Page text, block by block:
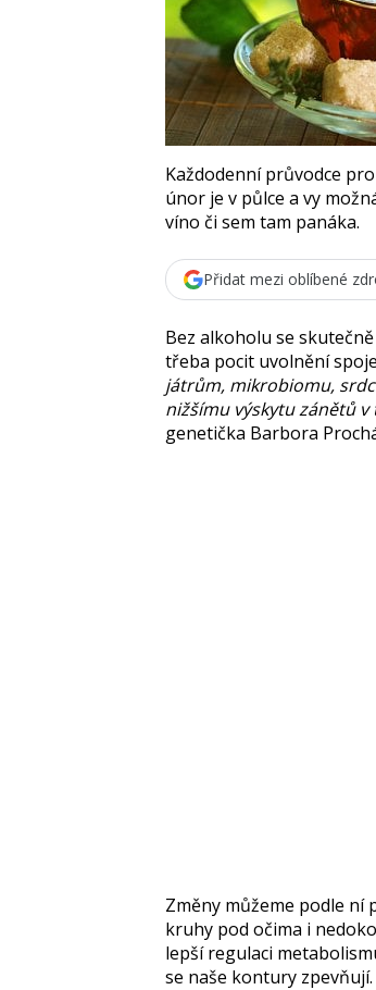
Každodenní průvodce
únor je v půlce a vy
víno či sem tam panáka.
Přidat mezi oblíbené
Bez alkoholu se
třeba pocit uvolnění
játrům, mikrobiomu,
nižšímu výskytu zánětů
genetička Barbora
Změny můžeme podle ní
kruhy pod očima i
lepší regulaci
se naše kontury zpevňují.